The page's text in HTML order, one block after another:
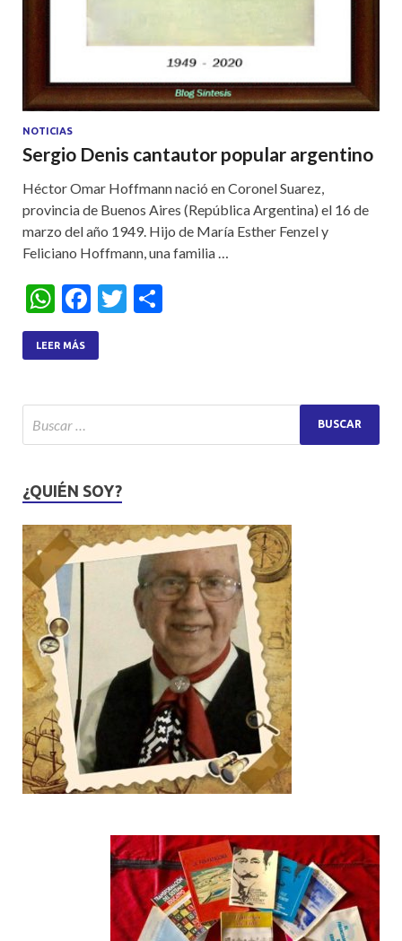
NOTICIAS
Sergio Denis cantautor popular argentino
Héctor Omar Hoffmann nació en Coronel Suarez,
provincia de Buenos Aires (República Argentina) el 16 de
marzo del año 1949. Hijo de María Esther Fenzel y
Feliciano Hoffmann, una familia …
W
h
at
A
p
F
ac
e
o
o
T
LEER MÁS
¿QUIÉN SOY?